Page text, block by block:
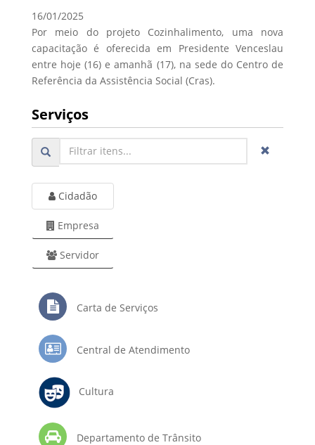
16/01/2025
Por meio do projeto Cozinhalimento, uma nova
capacitação é oferecida em Presidente Venceslau
entre hoje (16) e amanhã (17), na sede do Centro de
Referência da Assistência Social (Cras).
Serviços
Cidadão
Empresa
Servidor
Carta de Serviços
Central de Atendimento
Cultura
Departamento de Trânsito